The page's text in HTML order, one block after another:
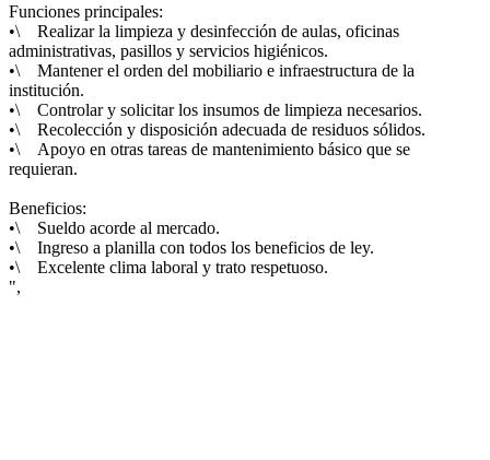
Funciones principales:
•\ Realizar la limpieza y desinfección de aulas, oficinas
administrativas, pasillos y servicios higiénicos.
•\ Mantener el orden del mobiliario e infraestructura de la
institución.
•\ Controlar y solicitar los insumos de limpieza necesarios.
•\ Recolección y disposición adecuada de residuos sólidos.
•\ Apoyo en otras tareas de mantenimiento básico que se
requieran.
Beneficios:
•\ Sueldo acorde al mercado.
•\ Ingreso a planilla con todos los beneficios de ley.
•\ Excelente clima laboral y trato respetuoso.
",